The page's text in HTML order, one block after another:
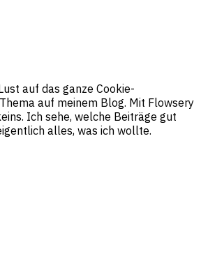
auf das ganze Cookie-
auf meinem Blog. Mit Flowsery
Ich sehe, welche Beiträge gut
alles, was ich wollte.